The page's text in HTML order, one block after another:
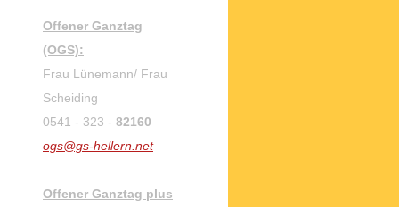
Offener Ganztag
(OGS):
Frau Lünemann/ Frau
Scheiding
0541 - 323 - 82160
ogs@gs-hellern.net
Offener Ganztag plus